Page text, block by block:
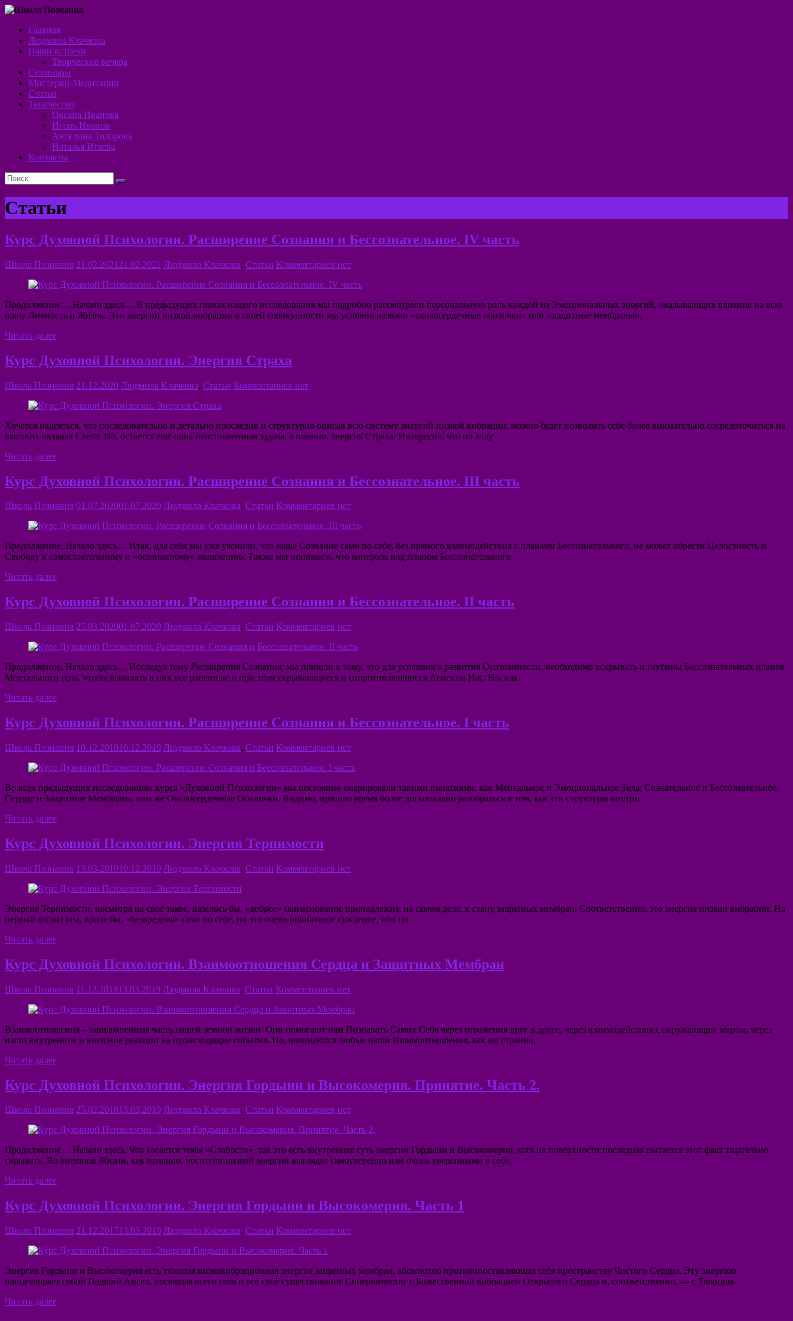
Перейти
содержимому
Школа
Познания
Алхимия
Духа
Главная
Людмила Клачкова
Наши встречи
Творческие вечера
Семинары
Мистерии-Медитации
Статьи
Творчество
Оксана Иванова
Игорь Иванов
Ангелина Тодорова
Наталья Итяева
Контакты
Статьи
Курс Духовной Психологии. Расширение Сознания и Бессознательное. IV часть
Школа Познания 21.02.2021 21.02.2021 Людмила Клачкова, Статьи Комментариев нет
Продолжение… Начало здесь… В предыдущих главах нашего исследования мы подробно рассмотрели персональную роль каждой из Эмоциональных энергий, оказывающих влияние на всю
нашу Личность и Жизнь. Эти энергии низкой вибрации в своей совокупности мы условно назвали «околосердечные оболочки» или «защитные мембраны»,
Читать далее
Курс Духовной Психологии. Энергия Страха
Школа Познания 21.12.2020 Людмила Клачкова, Статьи Комментариев нет
Хочется надеяться, что последовательно и детально проследив и структурно описав всю систему энергий низкой вибрации, можно будет позволить себе более внимательно сосредоточиться на
высоких октавах Света. Но, остается ещё одна неисполненная задача, а именно, энергия Страха. Интересно, что по ходу
Читать далее
Курс Духовной Психологии. Расширение Сознания и Бессознательное. III часть
Школа Познания 01.07.202001.07.2020 Людмила Клачкова, Статьи Комментариев нет
Продолжение. Начало здесь… Итак, для себя мы уже уяснили, что наше Сознание само по себе, без прямого взаимодействия с планами Бессознательного, не может обрести Целостность и
Свободу к самостоятельному и «осознанному» мышлению. Также мы понимаем, что контроль над планом Бессознательного
Читать далее
Курс Духовной Психологии. Расширение Сознания и Бессознательное. II часть
Школа Познания 25.03.202001.07.2020 Людмила Клачкова, Статьи Комментариев нет
Продолжение. Начало здесь… Исследуя тему Расширения Сознания, мы пришли к тому, что для успешного развития Осознанности, необходимо вскрывать и глубины Бессознательных планов
Ментального тела, чтобы выявлять в них все раненные и при этом скрывающиеся и сопротивляющиеся Аспекты Нас. Но, как
Читать далее
Курс Духовной Психологии. Расширение Сознания и Бессознательное. I часть
Школа Познания 10.12.201910.12.2019 Людмила Клачкова, Статьи Комментариев нет
Во всех предыдущих исследованиях курса «Духовной Психологии» мы постоянно оперировали такими понятиями, как Ментальное и Эмоциональное Тела, Сознательное и Бессознательное,
Сердце и Защитные Мембраны, они же Околосердечные Оболочки. Видимо, пришло время более досконально разобраться в том, как эти структуры внутри
Читать далее
Курс Духовной Психологии. Энергия Терпимости
Школа Познания 13.03.201910.12.2019 Людмила Клачкова, Статьи Комментариев нет
Энергия Терпимости, несмотря на своё такое, казалось бы, «доброе» наименование принадлежит, на самом деле, к стану защитных мембран. Соответственно, это энергия низкой вибрации. На
первый взгляд она, вроде бы, «безвредная» сама по себе, но это очень ошибочное суждение, ибо по
Читать далее
Курс Духовной Психологии. Взаимоотношения Сердца и Защитных Мембран
Школа Познания 11.12.201813.03.2019 Людмила Клачкова, Статьи Комментариев нет
Взаимоотношения – наиважнейшая часть нашей земной жизни. Они помогают нам Познавать Самих Себя через отражения друг в друге, через взаимодействия с окружающим миром, через
наши внутренние и внешние реакции на происходящие события. Но, начинаются любые наши Взаимоотношения, как ни странно,
Читать далее
Курс Духовной Психологии. Энергия Гордыни и Высокомерия. Принятие. Часть 2.
Школа Познания 25.02.201813.03.2019 Людмила Клачкова, Статьи Комментариев нет
Продолжение… Начало здесь. Что касается темы «Слабости», так это есть внутренняя суть энергии Гордыни и Высокомерия, хотя на поверхности последняя пытается этот факт тщательно
скрывать. Во внешней Жизни, как правило, носители низкой энергии выглядят самоуверенно или очень уверенными в себе,
Читать далее
Курс Духовной Психологии. Энергия Гордыни и Высокомерия. Часть 1
Школа Познания 21.12.201713.03.2019 Людмила Клачкова, Статьи Комментариев нет
Энергия Гордыни и Высокомерия есть тяжелая низковибрационная энергия защитных мембран, абсолютно противопоставляющая себя пространству Чистого Сердца. Эту энергию
олицетворяет собой Падший Ангел, посвящая всего себя и всё своё существование Соперничеству с Божественной вибрацией Открытого Сердца и, соответственно, — с Творцом.
Читать далее